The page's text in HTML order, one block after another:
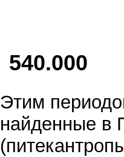
540.000
Этим
найденные в